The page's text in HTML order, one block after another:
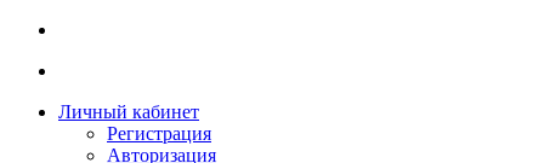
Личный кабинет
Регистрация
Авторизация